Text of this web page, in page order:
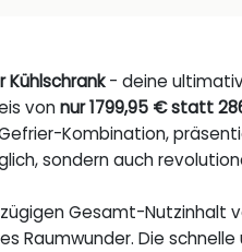
Kühlschrank- deine
vonnur 1799,95 € statt
Kombination,
sondern auch
Gesamt-Nutzinhalt
Raumwunder. Die